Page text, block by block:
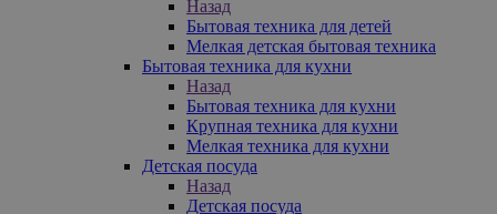
Назад
Бытовая техника для детей
Мелкая детская бытовая техника
Бытовая техника для кухни
Назад
Бытовая техника для кухни
Крупная техника для кухни
Мелкая техника для кухни
Детская посуда
Назад
Детская посуда